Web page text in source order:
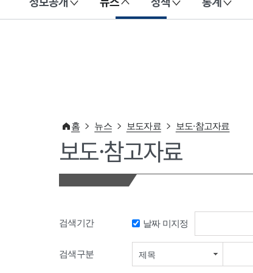
이 누리집은 대한민국 공식 전자정부 누리집입니다.
홈 뉴스 보도자료 보도·참고자료
보도·참고자료
검색기간 날짜 미지정
검색구분 제목